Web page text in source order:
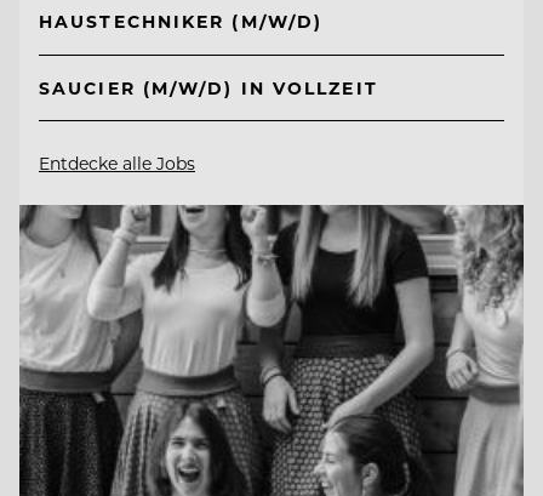
HAUSTECHNIKER (M/W/D)
SAUCIER (M/W/D) IN VOLLZEIT
Entdecke alle Jobs